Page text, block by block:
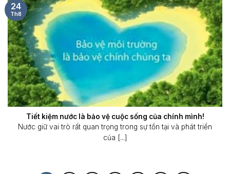
Tiết kiệm nước là bảo vệ cuộc sống của chính mình!
Nước giữ vai trò rất quan trọng trong sự tồn tại và phát triển
của [...]
24
Th8